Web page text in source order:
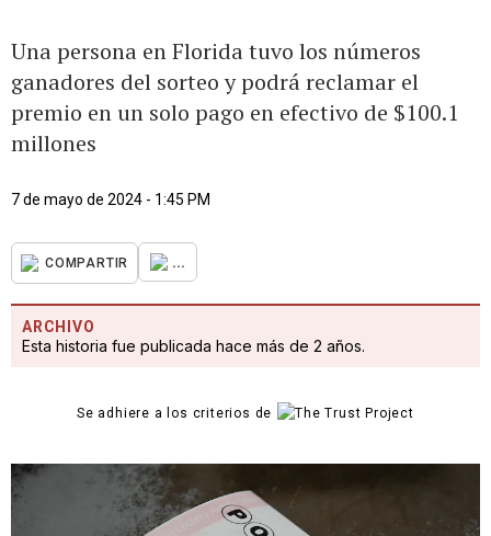
Una persona en Florida tuvo los números
ganadores del sorteo y podrá reclamar el
premio en un solo pago en efectivo de $100.1
millones
7 de mayo de 2024 - 1:45 PM
COMPARTIR ...
ARCHIVO
Esta historia fue publicada hace más de 2 años.
Se adhiere a los criterios de